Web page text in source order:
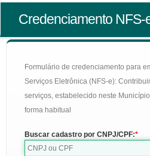
Credenciamento
Formulário de credenciamento para
Serviços Eletrônica (NFS-e):
serviços, estabelecido neste
forma habitual
Buscar cadastro por CNPJ/CPF: